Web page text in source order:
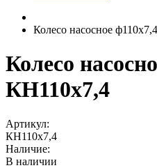
Колесо насосное
Колесо
КН110х7,4
Артикул:
КН110х7,4
Наличие:
В наличии